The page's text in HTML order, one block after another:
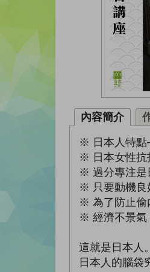
內容簡介
※ 日本人特點
※ 日本女性抗
※ 過分專注是
※ 只要動機良
※ 為了防止偷
※ 經濟不景氣
這就是日本人。
日本人的腦袋